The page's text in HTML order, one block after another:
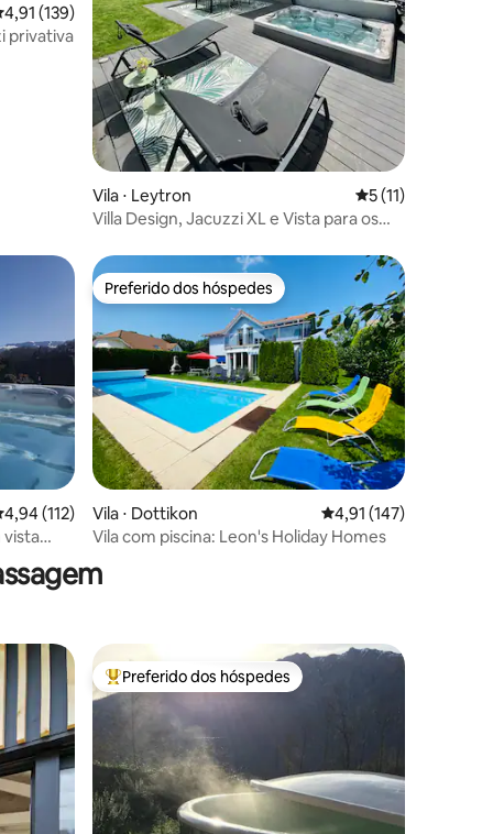
de uma avaliação média de 5, 139 avaliações
4,91 (139)
privativa
Vila ⋅ Leytron 5 de uma
5 (11)
Villa Design, Jacuzzi XL e Vista para os
de uma avaliação média de 5, 112 avaliações
4,94 (112)
vista
Preferido dos hóspedes
Preferido dos hóspedes
Vila ⋅ Dottikon 4,91 de uma avaliação
4,91 (147)
Vila com piscina: Leon's Holiday Homes
Entre os melhores preferidos dos hóspedes
Preferido dos hóspedes